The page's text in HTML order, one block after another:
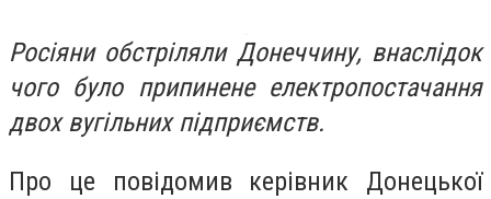
Росіяни обстріляли Донеччину, внаслідок
чого було припинене електропостачання
двох вугільних підприємств.
Про це повідомив керівник Донецької